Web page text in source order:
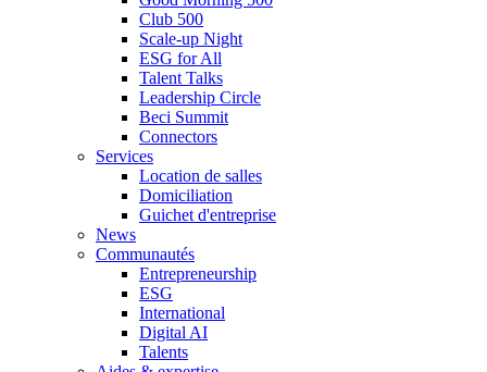
Club 500
Scale-up Night
ESG for All
Talent Talks
Leadership Circle
Beci Summit
Connectors
Services
Location de salles
Domiciliation
Guichet d'entreprise
News
Communautés
Entrepreneurship
ESG
International
Digital AI
Talents